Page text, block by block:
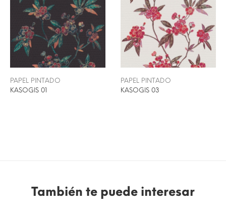
PAPEL PINTADO
KASOGIS 01
PAPEL PINTADO
KASOGIS 03
También te puede interesar